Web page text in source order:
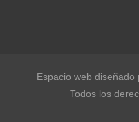
Espacio web
Todos los